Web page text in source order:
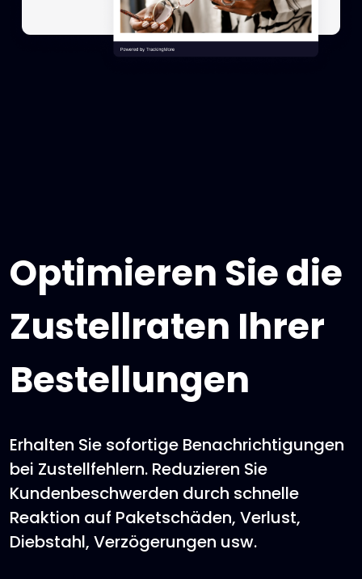
Optimieren Sie die
Zustellraten Ihrer
Bestellungen
Erhalten Sie sofortige Benachrichtigungen
bei Zustellfehlern. Reduzieren Sie
Kundenbeschwerden durch schnelle
Reaktion auf Paketschäden, Verlust,
Diebstahl, Verzögerungen usw.